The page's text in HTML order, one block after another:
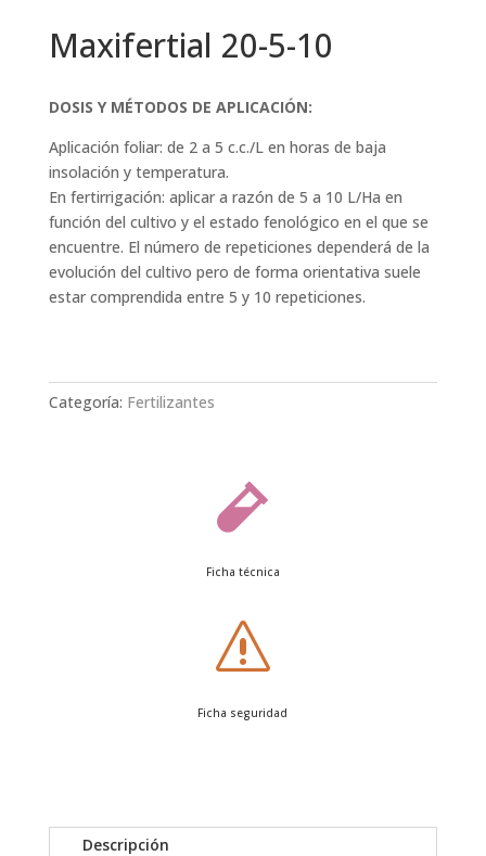
Maxifertial 20-5-10
DOSIS Y MÉTODOS DE APLICACIÓN:
Aplicación foliar: de 2 a 5 c.c./L en horas de baja
insolación y temperatura.
En fertirrigación: aplicar a razón de 5 a 10 L/Ha en
función del cultivo y el estado fenológico en el que se
encuentre. El número de repeticiones dependerá de la
evolución del cultivo pero de forma orientativa suele
estar comprendida entre 5 y 10 repeticiones.
Categoría: Fertilizantes

Ficha técnica
s
Ficha seguridad
Descripción